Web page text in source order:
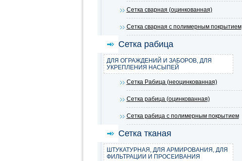
Сетка сварная (оцинкованная)
Сетка сварная с полимерным покрытием
Сетка рабица
ДЛЯ ОГРАЖДЕНИЙ И ЗАБОРОВ, ДЛЯ
УКРЕПЛЕНИЯ НАСЫПЕЙ
Сетка Рабица (неоцинкованная)
Сетка рабица (оцинкованная)
Сетка рабица с полимерным покрытием
Сетка тканая
ШТУКАТУРНАЯ, ДЛЯ АРМИРОВАНИЯ, ДЛЯ
ФИЛЬТРАЦИИ И ПРОСЕИВАНИЯ